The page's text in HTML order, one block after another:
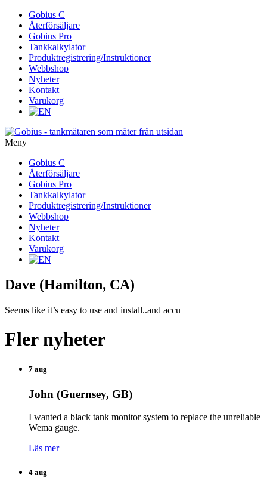
vidare
innehåll
Gobius C
Återförsäljare
Gobius Pro
Tankkalkylator
Produktregistrering/Instruktioner
Webbshop
Nyheter
Kontakt
Varukorg
Meny
vidare
innehåll
Gobius C
Återförsäljare
Gobius Pro
Tankkalkylator
Produktregistrering/Instruktioner
Webbshop
Nyheter
Kontakt
Varukorg
Dave (Hamilton, CA)
Seems like it’s easy to use and install..and accu
Fler nyheter
7 aug
John (Guernsey, GB)
I wanted a black tank monitor system to replace the unreliable
Wema gauge.
Läs mer
4 aug